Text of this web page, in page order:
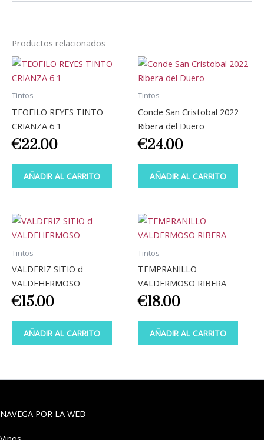
Productos relacionados
Tintos
TEOFILO REYES TINTO
CRIANZA 6 1
€22.00
AÑADIR AL CARRITO
Tintos
Conde San Cristobal 2022
Ribera del Duero
€24.00
AÑADIR AL CARRITO
Tintos
VALDERIZ SITIO d
VALDEHERMOSO
€15.00
AÑADIR AL CARRITO
Tintos
TEMPRANILLO
VALDERMOSO RIBERA
€18.00
AÑADIR AL CARRITO
NAVEGA POR LA WEB